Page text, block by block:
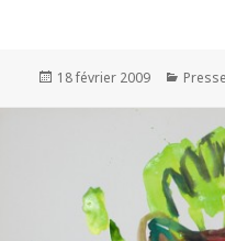
Publié
18 février 2009 Presse